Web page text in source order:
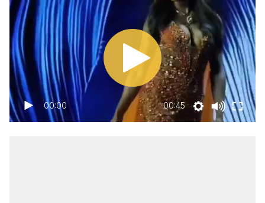
00:00 00:45